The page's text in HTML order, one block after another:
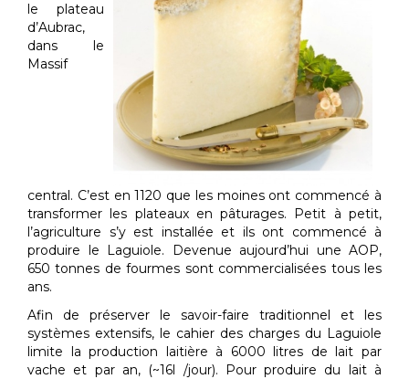
le plateau
d’Aubrac,
dans le
Massif
central. C’est en 1120 que les moines ont commencé à
transformer les plateaux en pâturages. Petit à petit,
l’agriculture s’y est installée et ils ont commencé à
produire le Laguiole. Devenue aujourd’hui une AOP,
650 tonnes de fourmes sont commercialisées tous les
ans.
Afin de préserver le savoir-faire traditionnel et les
systèmes extensifs, le cahier des charges du Laguiole
limite la production laitière à 6000 litres de lait par
vache et par an, (~16l /jour). Pour produire du lait à